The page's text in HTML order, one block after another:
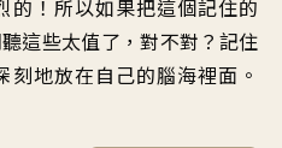
的 ！ 所以如果把這個記住的
這些太值了 ，對不對 ？ 記住
刻地放在自己的腦海裡面 。